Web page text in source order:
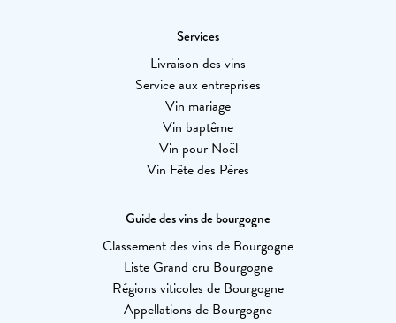
Services
Livraison des vins
Service aux entreprises
Vin mariage
Vin baptême
Vin pour Noël
Vin Fête des Pères
Guide des vins de bourgogne
Classement des vins de Bourgogne
Liste Grand cru Bourgogne
Régions viticoles de Bourgogne
Appellations de Bourgogne